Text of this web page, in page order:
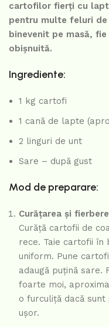
cartofilor fierți cu
pentru multe feluri de
binevenit pe masă,
obișnuită.
Ingrediente:
1 kg cartofi
1 cană de lapte
2 linguri de unt
Sare – după gust
Mod de preparare:
Curățarea și
Curăță cartofii de
rece. Taie cartofii în
uniform. Pune
adaugă puțină sare.
foarte moi,
o furculiță dacă
ușor.